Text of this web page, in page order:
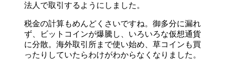
法人で取引するようにしました。
税金の計算もめんどくさいですね。御多分に漏れ
ず、ビットコインが爆騰し、いろいろな仮想通貨
に分散。海外取引所まで使い始め、草コインも買
ったりしていたらわけがわからなくなりました。